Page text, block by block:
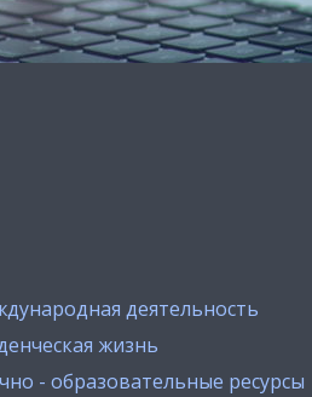
деятельность
жизнь
- образовательные ресурсы